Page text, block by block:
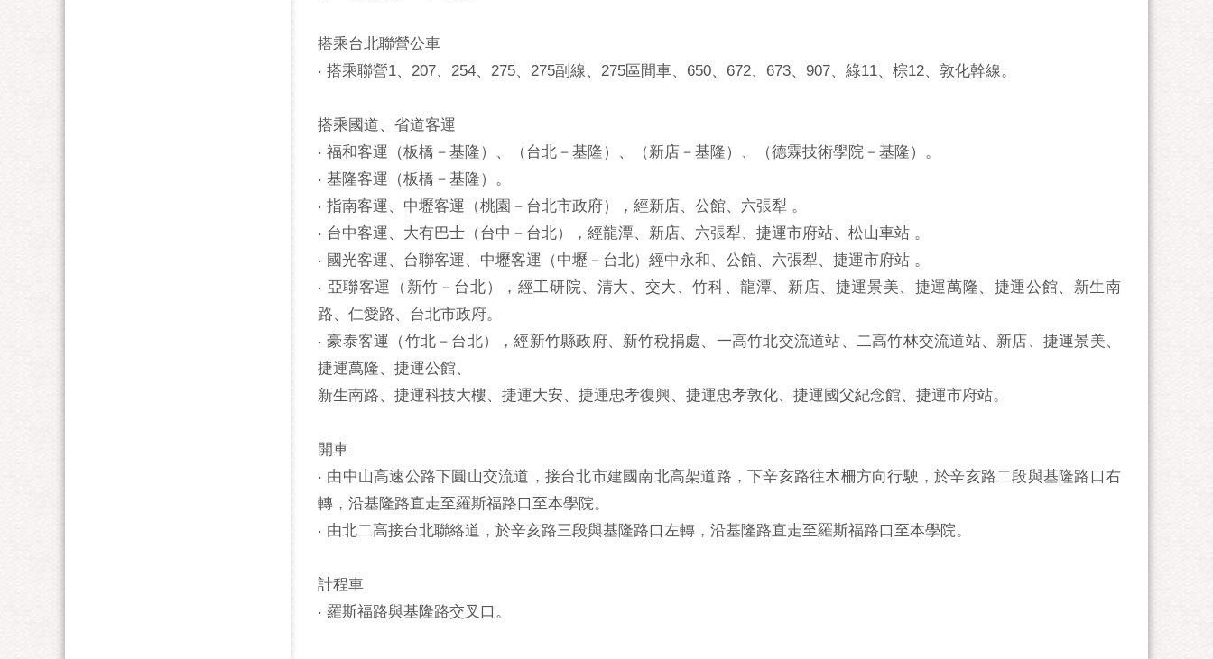
搭乘台北聯營公車
‧ 搭乘聯營1、207、254、275、275副線、275區間車、650、672、673、907、綠11、棕12、敦化幹線。
搭乘國道、省道客運
‧ 福和客運（板橋－基隆）、（台北－基隆）、（新店－基隆）、（德霖技術學院－基隆）。
‧ 基隆客運（板橋－基隆）。
‧ 指南客運、中壢客運（桃園－台北市政府），經新店、公館、六張犁 。
‧ 台中客運、大有巴士（台中－台北），經龍潭、新店、六張犁、捷運市府站、松山車站 。
‧ 國光客運、台聯客運、中壢客運（中壢－台北）經中永和、公館、六張犁、捷運市府站 。
‧ 亞聯客運（新竹－台北），經工研院、清大、交大、竹科、龍潭、新店、捷運景美、捷運萬隆、捷運公館、新生南
路、仁愛路、台北市政府。
‧ 豪泰客運（竹北－台北），經新竹縣政府、新竹稅捐處、一高竹北交流道站、二高竹林交流道站、新店、捷運景美、
捷運萬隆、捷運公館、
新生南路、捷運科技大樓、捷運大安、捷運忠孝復興、捷運忠孝敦化、捷運國父紀念館、捷運市府站。
開車
‧ 由中山高速公路下圓山交流道，接台北市建國南北高架道路，下辛亥路往木柵方向行駛，於辛亥路二段與基隆路口右
轉，沿基隆路直走至羅斯福路口至本學院。
‧ 由北二高接台北聯絡道，於辛亥路三段與基隆路口左轉，沿基隆路直走至羅斯福路口至本學院。
計程車
‧ 羅斯福路與基隆路交叉口。